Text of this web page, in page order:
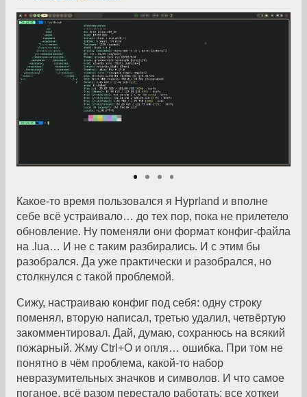
Какое-то время пользовался я Hyprland и вполне
себе всё устраивало… до тех пор, пока не прилетело
обновление. Ну поменяли они формат конфиг-файла
на .lua… И не с таким разбирались. И с этим бы
разобрался. Да уже практически и разобрался, но
столкнулся с такой проблемой.
Сижу, настраиваю конфиг под себя: одну строку
поменял, вторую написал, третью удалил, четвёртую
закомментировал. Дай, думаю, сохранюсь на всякий
пожарный. Жму Ctrl+O и опля… ошибка. При том не
понятно в чём проблема, какой-то набор
невразумительных значков и символов. И что самое
поганое, всё разом перестало работать: все хоткеи